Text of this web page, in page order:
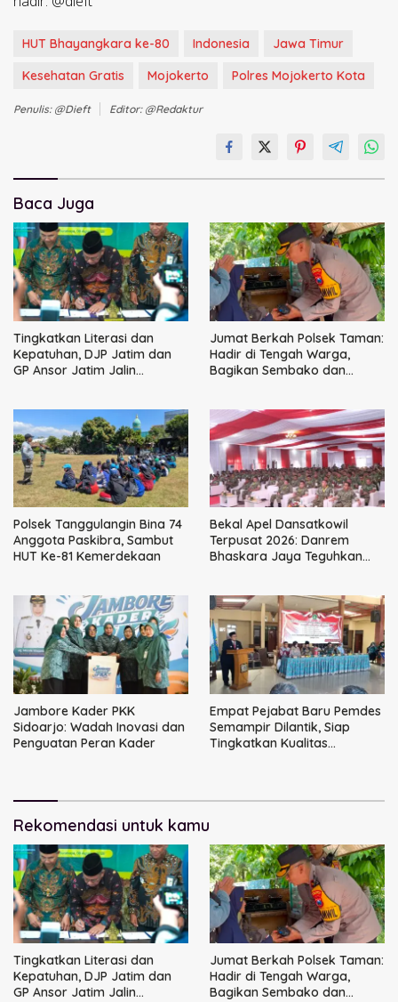
HUT Bhayangkara ke-80 Indonesia
Jawa Timur
Kesehatan Gratis
Mojokerto Polres Mojokerto Kota
Penulis: @dieft Editor: @redaktur
Baca Juga
Tingkatkan Literasi dan
Kepatuhan, DJP Jatim dan
GP Ansor Jatim Jalin
Jumat Berkah Polsek Taman:
Hadir di Tengah Warga,
Bagikan Sembako dan
Polsek Tanggulangin Bina 74
Anggota Paskibra, Sambut
HUT Ke-81 Kemerdekaan
Bekal Apel Dansatkowil
Terpusat 2026: Danrem
Bhaskara Jaya Teguhkan
Jambore Kader PKK
Sidoarjo: Wadah Inovasi dan
Penguatan Peran Kader
Empat Pejabat Baru Pemdes
Semampir Dilantik, Siap
Tingkatkan Kualitas
Rekomendasi untuk kamu
Tingkatkan Literasi dan
Kepatuhan, DJP Jatim dan
GP Ansor Jatim Jalin
Jumat Berkah Polsek Taman:
Hadir di Tengah Warga,
Bagikan Sembako dan